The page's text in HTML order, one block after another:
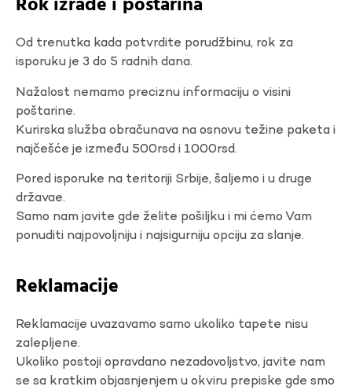
Od trenutka kada potvrdite porudžbinu, rok za
isporuku je 3 do 5 radnih dana.
Nažalost nemamo preciznu informaciju o visini
poštarine.
Kurirska služba obračunava na osnovu težine paketa i
najčešće je između 500rsd i 1000rsd.
Pored isporuke na teritoriji Srbije, šaljemo i u druge
državae.
Samo nam javite gde želite pošiljku i mi ćemo Vam
ponuditi najpovoljniju i najsigurniju opciju za slanje.
Reklamacije
Reklamacije uvazavamo samo ukoliko tapete nisu
zalepljene.
Ukoliko postoji opravdano nezadovoljstvo, javite nam
se sa kratkim objasnjenjem u okviru prepiske gde smo